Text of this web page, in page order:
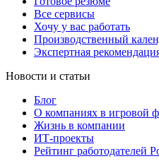
Все сервисы
Хочу у вас работать
Производственный
Экспертная
Новости и статьи
Блог
О компаниях в игровой
Жизнь в компании
ИТ-проекты
Рейтинг работодателей